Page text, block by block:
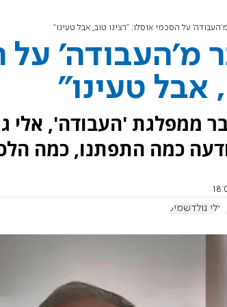
על הסכמי אוסלו: "רצינו טוב, אבל טעינו"
מ'העבודה' על
אבל טעינו"
ממפלגת 'העבודה', אלי
כמה התפתנו, כמה
אלי גולדשמיט